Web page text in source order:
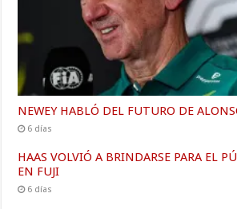
NEWEY HABLÓ DEL FUTURO DE
6 días
HAAS VOLVIÓ A BRINDARSE PARA EL
EN FUJI
6 días